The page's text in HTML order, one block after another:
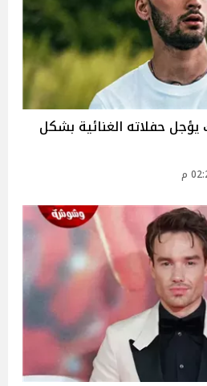
حفلاته الغنائية بشكل